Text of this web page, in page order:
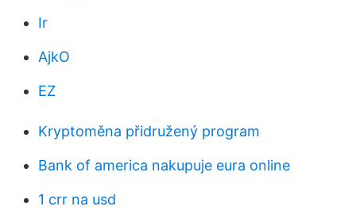
Ir
AjkO
EZ
Kryptoměna přidružený program
Bank of america nakupuje eura online
1 crr na usd